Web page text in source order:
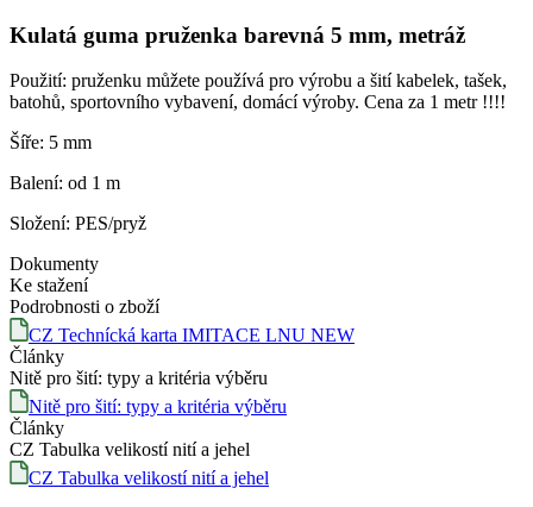
Kulatá guma pruženka barevná 5 mm, metráž
Použití: pruženku můžete používá pro výrobu a šití kabelek, tašek,
batohů, sportovního vybavení, domácí výroby. Cena za 1 metr !!!!
Šíře: 5 mm
Balení: od 1 m
Složení: PES/pryž
Dokumenty
Ke stažení
Podrobnosti o zboží
CZ Technícká karta IMITACE LNU NEW
Články
Nitě pro šití: typy a kritéria výběru
Nitě pro šití: typy a kritéria výběru
Články
CZ Tabulka velikostí nití a jehel
CZ Tabulka velikostí nití a jehel